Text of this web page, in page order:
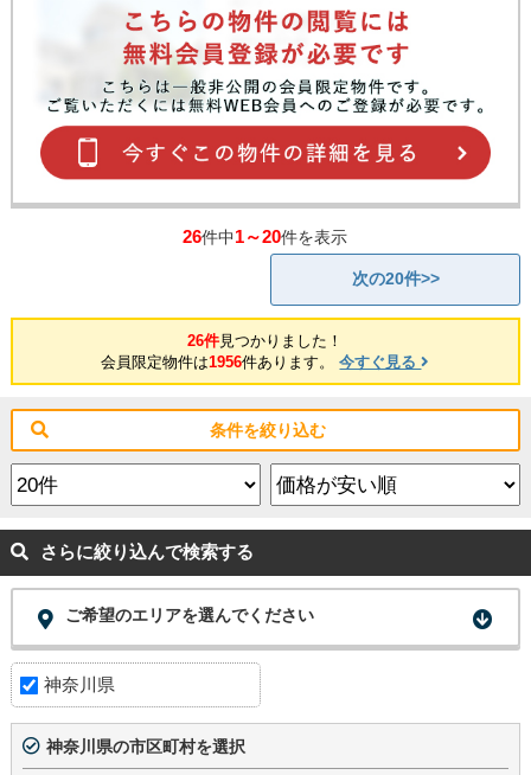
26件中1～20件を表示
次の20件>>
26件見つかりました！
会員限定物件は1956件あります。今すぐ見る
条件を絞り込む
さらに絞り込んで検索する
ご希望のエリアを選んでください
神奈川県
神奈川県の市区町村を選択